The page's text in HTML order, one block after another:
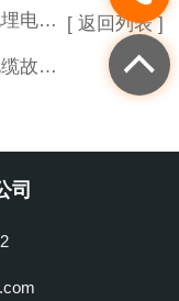
率高
神器
[ 返回列表 ]
司